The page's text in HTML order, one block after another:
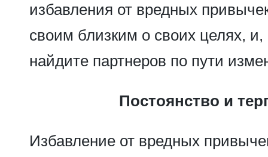
избавления от вредных
своим близким о своих целях,
найдите партнеров по пути
Постоянство и
Избавление от вредных